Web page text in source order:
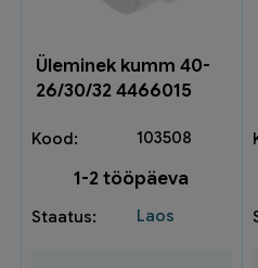
Üleminek kumm 40-
26/30/32 4466015
103508
1-2 tööpäeva
Laos